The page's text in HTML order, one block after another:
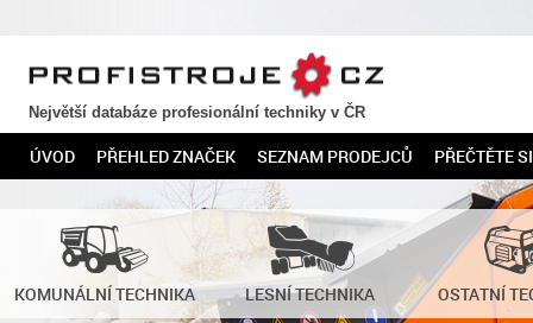
PROFISTROJE.CZ
Největší databáze profesionální techniky v ČR
ÚVOD PŘEHLED ZNAČEK SEZNAM PRODEJCŮ PŘEČTĚTE SI
KOMUNÁLNÍ TECHNIKA LESNÍ TECHNIKA OSTATNÍ